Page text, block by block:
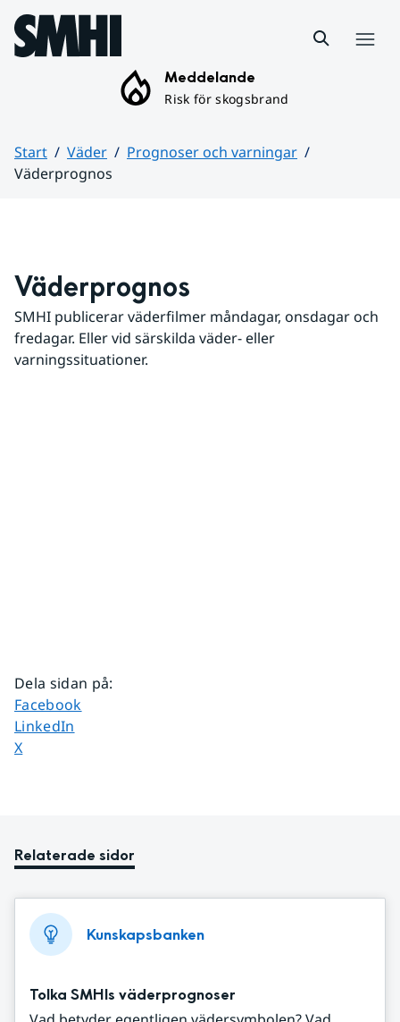
Hoppa till sidans innehåll
Meddelande
Risk för skogsbrand
Start Väder
Prognoser och varningar
Väderprognos
Väderprognos
SMHI publicerar väderfilmer måndagar, onsdagar och
fredagar. Eller vid särskilda väder- eller
varningssituationer.
Dela sidan på:
Dela sidan på
Facebook
Dela sidan på
LinkedIn
Dela sidan på
X
Relaterade sidor
Kunskapsbanken
Tolka SMHIs väderprognoser